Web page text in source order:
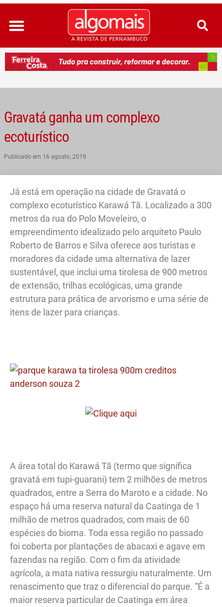
Ir
para
conteúdo
Gravatá ganha um complexo
ecoturístico
Publicado em 16 agosto, 2019
Já está em operação na cidade de Gravatá o
complexo ecoturístico Karawá Tã. Localizado a 300
metros da rua do Polo Moveleiro, o
empreendimento idealizado pelo arquiteto Paulo
Roberto de Barros e Silva oferece aos turistas e
moradores da cidade uma alternativa de lazer
sustentável, que inclui uma tirolesa de 900 metros
de extensão, trilhas ecológicas, uma grande
estrutura para prática de arvorismo e uma série de
itens de lazer para crianças.
A área total do Karawá Tã (termo que significa
gravatá em tupi-guarani) tem 2 milhões de metros
quadrados, entre a Serra do Maroto e a cidade. No
espaço há uma reserva natural da Caatinga de 1
milhão de metros quadrados, com mais de 60
espécies do bioma. Toda essa região no passado
foi coberta por plantações de abacaxi e agave em
fazendas na região. Com o fim da atividade
agrícola, a mata nativa ressurgiu naturalmente. Um
renascimento que traz o diferencial do parque. “É a
maior reserva particular de Caatinga em área